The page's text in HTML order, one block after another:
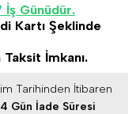
Günüdür.
Kartı Şeklinde
İmkanı.
Tarihinden İtibaren
Gün İade Süresi